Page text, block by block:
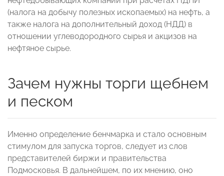
(налога на добычу полезных ископаемых) на нефть, а
также налога на дополнительный доход (НДД) в
отношении углеводородного сырья и акцизов на
нефтяное сырье.
Зачем нужны торги щебнем
и песком
Именно определение бенчмарка и стало основным
стимулом для запуска торгов, следует из слов
представителей биржи и правительства
Подмосковья. В дальнейшем, по их мнению, оно